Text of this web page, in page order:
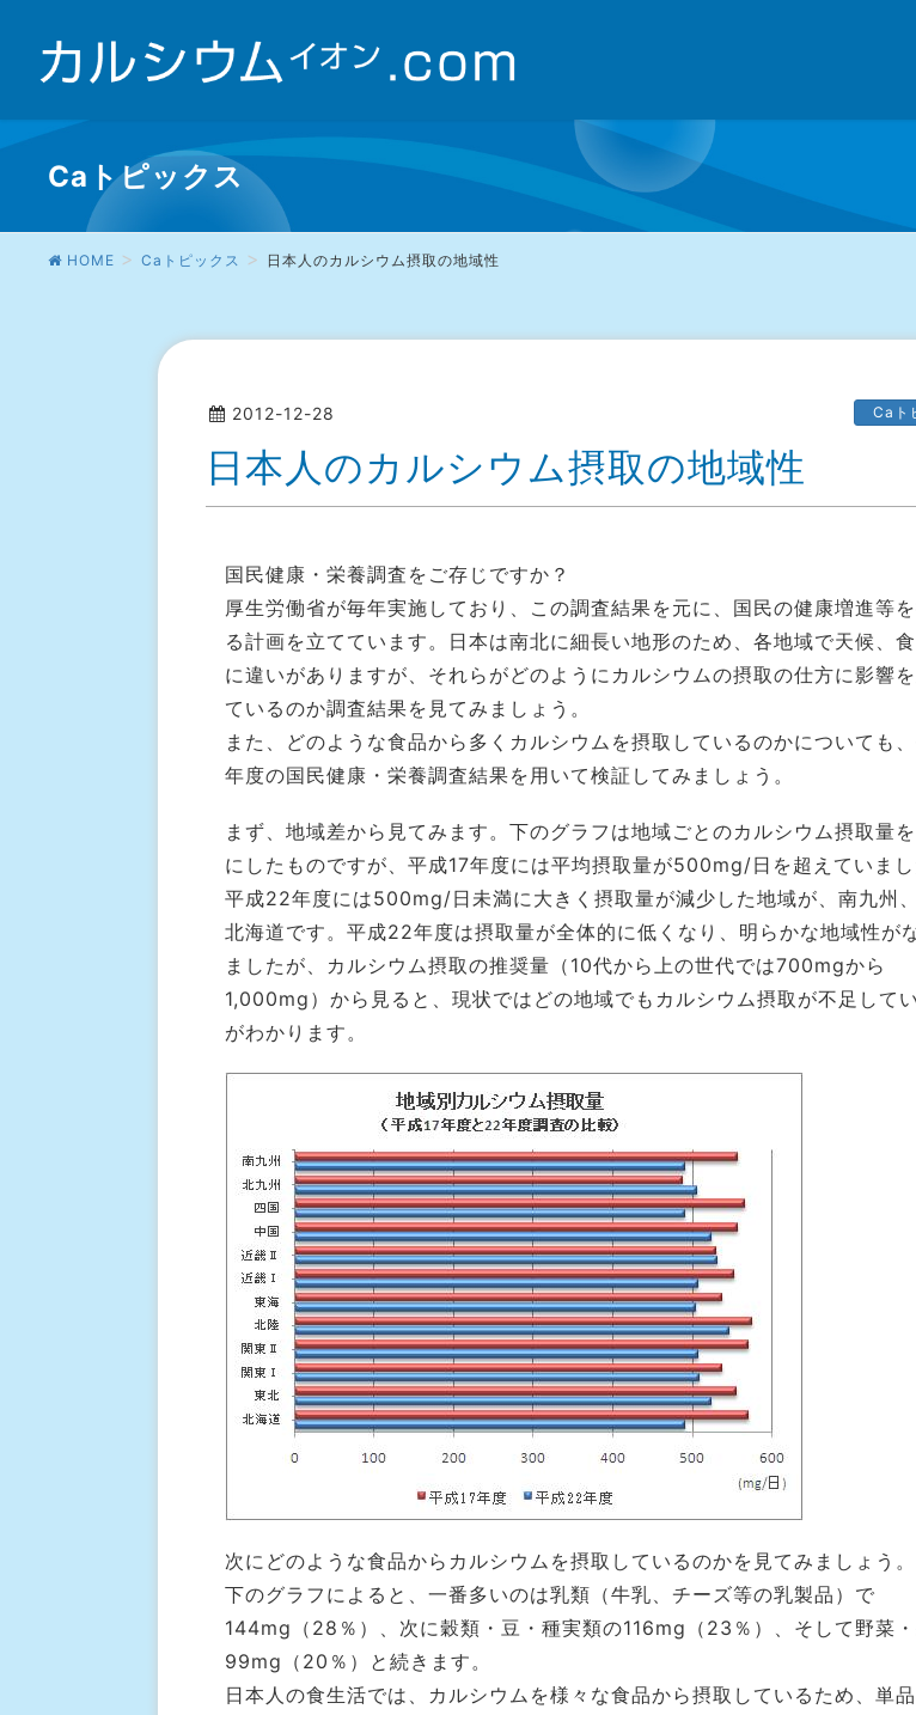
Caトピックス
HOME Caトピックス 日本人のカルシウム摂取の地域性
2012-12-28 Caト
日本人のカルシウム摂取の地域性
国民健康・栄養調査をご存じですか？
厚生労働省が毎年実施しており、この調査結果を元に、国民の健康増進等
る計画を立てています。日本は南北に細長い地形のため、各地域で天候、
に違いがありますが、それらがどのようにカルシウムの摂取の仕方に影響
ているのか調査結果を見てみましょう。
また、どのような食品から多くカルシウムを摂取しているのかについても
年度の国民健康・栄養調査結果を用いて検証してみましょう。
まず、地域差から見てみます。下のグラフは地域ごとのカルシウム摂取量
にしたものですが、平成17年度には平均摂取量が500mg/日を超えていまし
平成22年度には500mg/日未満に大きく摂取量が減少した地域が、南九州、
北海道です。平成22年度は摂取量が全体的に低くなり、明らかな地域性が
ましたが、カルシウム摂取の推奨量（10代から上の世代では700mgから
1,000mg）から見ると、現状ではどの地域でもカルシウム摂取が不足して
がわかります。
次にどのような食品からカルシウムを摂取しているのかを見てみましょう。
下のグラフによると、一番多いのは乳類（牛乳、チーズ等の乳製品）で
144mg（28％）、次に穀類・豆・種実類の116mg（23％）、そして野菜
99mg（20％）と続きます。
日本人の食生活では、カルシウムを様々な食品から摂取しているため、単